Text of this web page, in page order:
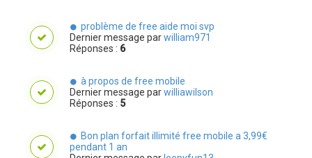
problème de free aide moi svp
Dernier message parwilliam971
Réponses : 6
à propos de free mobile
Dernier message parwilliawilson
Réponses : 5
Bon plan forfait illimité free mobile a 3,99€
pendant 1 an